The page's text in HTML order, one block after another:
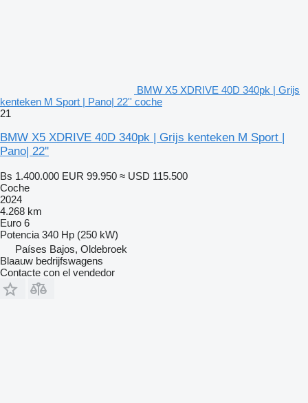
BMW X5 XDRIVE 40D 340pk | Grijs
kenteken M Sport | Pano| 22'' coche
21
BMW X5 XDRIVE 40D 340pk | Grijs kenteken M Sport |
Pano| 22''
Bs 1.400.000 EUR 99.950 ≈ USD 115.500
Coche
2024
4.268 km
Euro 6
Potencia 340 Hp (250 kW)
Países Bajos, Oldebroek
Blaauw bedrijfswagens
Contacte con el vendedor